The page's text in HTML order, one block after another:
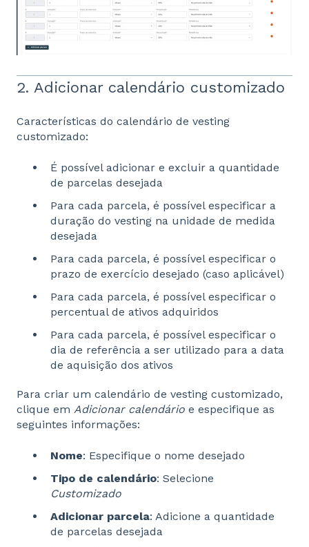
2. Adicionar calendário customizado
Características do calendário de vesting
customizado:
É possível adicionar e excluir a quantidade
de parcelas desejada
Para cada parcela, é possível especificar a
duração do vesting na unidade de medida
desejada
Para cada parcela, é possível especificar o
prazo de exercício desejado (caso aplicável)
Para cada parcela, é possível especificar o
percentual de ativos adquiridos
Para cada parcela, é possível especificar o
dia de referência a ser utilizado para a data
de aquisição dos ativos
Para criar um calendário de vesting customizado,
clique em Adicionar calendário e especifique as
seguintes informações:
Nome: Especifique o nome desejado
Tipo de calendário: Selecione
Customizado
Adicionar parcela: Adicione a quantidade
de parcelas desejada